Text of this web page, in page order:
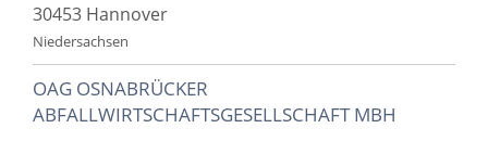
30453 Hannover
Niedersachsen
OAG OSNABRÜCKER
ABFALLWIRTSCHAFTSGESELLSCHAFT MBH